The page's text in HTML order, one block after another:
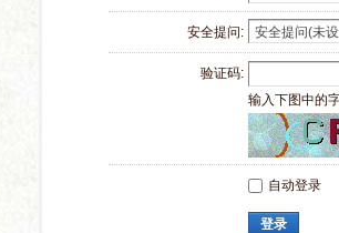
安全提问:
验证码:
输入下图中的
自动登录
登录